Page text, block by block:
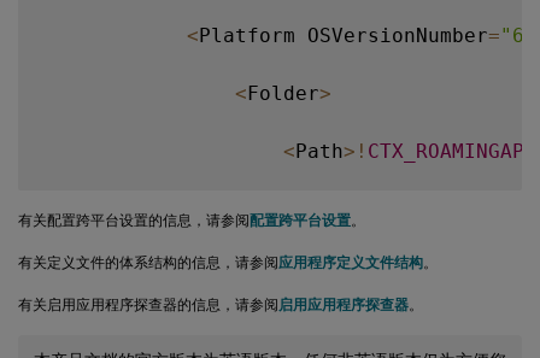
<Platform OSVersionNumber=
<Folder>
<Path> !
<Recurse
</Folder>
有关配置跨平台设置的信息，请参阅配置跨平台设置。
有关定义文件的体系结构的信息，请参阅应用程序定义文件结构。
有关启用应用程序探查器的信息，请参阅 启用应用程序探查器。